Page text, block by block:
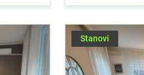
Stanovi